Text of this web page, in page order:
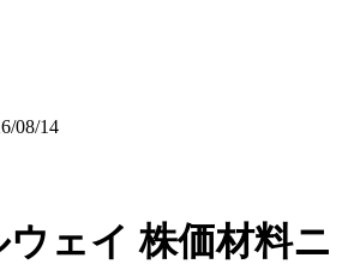
08/14
ウェイ株価材料ニ